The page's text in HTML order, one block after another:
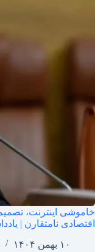
خاموشی اینترنت،
اقتصادی نامتقارن |
۱۰ بهمن ۱۴۰۴